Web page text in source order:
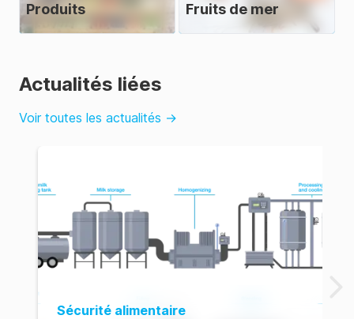
Produits Fruits de mer
Actualités liées
Voir toutes les actualités →
Sécurité alimentaire